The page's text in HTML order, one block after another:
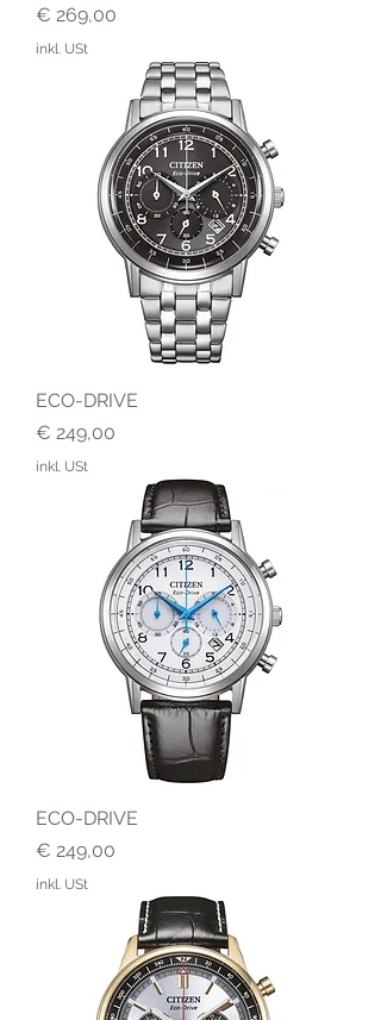
Preis
€ 269,00
inkl. USt
ECO-DRIVE
Preis
€ 249,00
inkl. USt
ECO-DRIVE
Preis
€ 249,00
inkl. USt